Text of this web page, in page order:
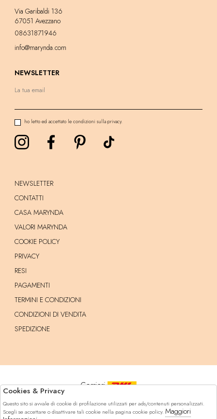
Via Garibaldi 136
67051 Avezzano
08631871946
info@marynda.com
NEWSLETTER
ho letto ed accettato le condizioni sulla privacy.
NEWSLETTER
CONTATTI
CASA MARYNDA
VALORI MARYNDA
COOKIE POLICY
PRIVACY
RESI
PAGAMENTI
TERMINI E CONDIZIONI
CONDIZIONI DI VENDITA
SPEDIZIONE
Corrieri
Pagamenti
Cookies & Privacy
Questo sito si avvale di cookie di profilazione utilizzati per ads/contenuti personalizzati.
Scegli se accettare o disattivare tali cookie nella pagina cookie policy. Maggiori